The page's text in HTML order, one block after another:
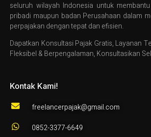
seluruh wilayah Indonesia untuk
pribadi maupun badan Perusahaan dalam
perpajakan dengan tepat dan efisien.
Dapatkan Konsultasi Pajak Gratis, Layanan
Fleksibel & Berpengalaman, Konsultasikan
Kontak Kami!
freelancerpajak@gmail.com
0852-3377-6649